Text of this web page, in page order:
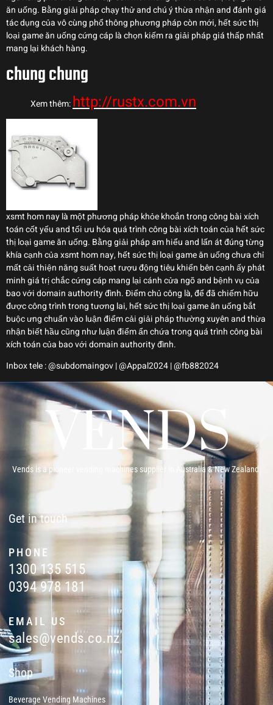
ăn uống. Bằng giải pháp chạy thử and chú ý thừa nhận and đánh giá
tác dụng của vô cùng phổ thông phương pháp còn mới, hết sức thị
loại game ăn uống cứng cáp là chọn kiếm ra giải pháp giá thấp nhất
mang lại khách hàng.
chung chung
Xem thêm:http://rustx.com.vn
xsmt hom nay là một phương pháp khỏe khoắn trong công bài xích
toán cốt yếu and tối ưu hóa quá trình công bài xích toán của hết sức
thị loại game ăn uống. Bằng giải pháp am hiểu and lấn át đúng từng
khía cạnh của xsmt hom nay, hết sức thị loại game ăn uống chưa chỉ
mất cải thiện năng suất hoạt rượu động tiêu khiển bên cạnh ấy phát
minh giá trị chắc cứng cáp mang lại cánh cửa ngõ and bệnh vụ của
bao với domain authority đình. Điểm chủ công là, để đã chiếm hữu
được công trình trong tương lai, hết sức thị loại game ăn uống bắt
buộc ưng chuẩn vào luận điểm cải giải pháp thường xuyên and thừa
nhận biết hầu cũng như luận điểm ẩn chứa trong quá trình công bài
xích toán của bao với domain authority đình.
Inbox tele : @subdomaingov | @Appal2024 | @fb882024
Vends is a pioneer vending machines supplier in Australia & New Zealand.
Get in touch
PHONE
1300 135 515
0394 978 181
EMAIL US
sales@vends.co.nz
Shop
Beverage Vending Machines